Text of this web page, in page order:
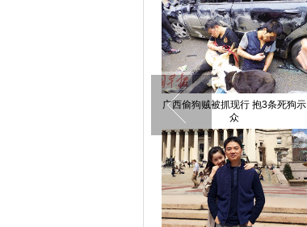
广西偷狗贼被抓现行 抱3条死狗示
众